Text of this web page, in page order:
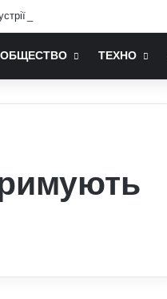
для чоловіків
ОБЩЕСТВО ТЕХНО